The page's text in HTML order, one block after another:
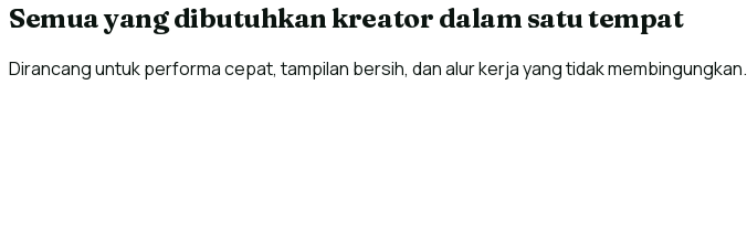
Semua yang dibutuhkan kreator dalam satu tempat
Dirancang untuk performa cepat, tampilan bersih, dan alur kerja yang tidak membingungkan.